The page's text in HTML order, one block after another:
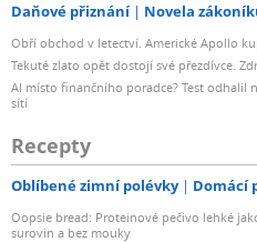
Daňové přiznání Novela
Obří obchod v letectví. Americké Apollo
Tekuté zlato opět dostojí své přezdívce.
AI místo finančního poradce? Test odhalil
sítí
Recepty
Oblíbené zimní polévky Domácí
Oopsie bread: Proteinové pečivo lehké
surovin a bez mouky